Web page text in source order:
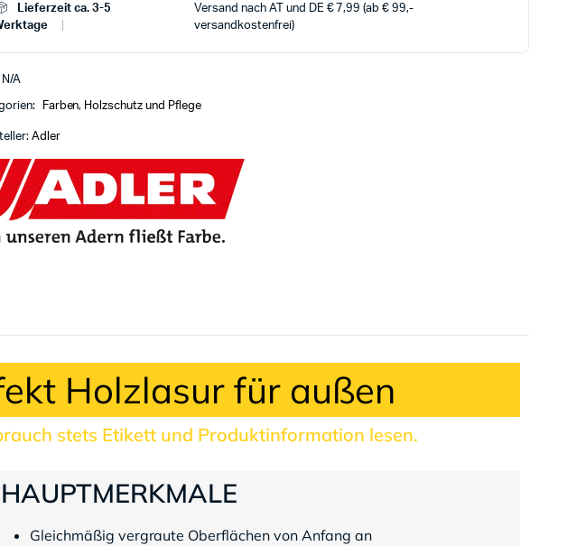
Lieferzeit ca. 3-5
Versand nach AT und DE € 7,99 (ab € 99,-
versandkostenfrei)
N/A
Farben, Holzschutz und Pflege
Adler
Holzlasur für außen
stets Etikett und Produktinformation lesen.
HAUPTMERKMALE
Gleichmäßig vergraute Oberflächen von Anfang an